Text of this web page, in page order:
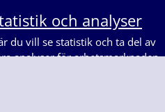
och analyser
du vill se statistik och ta del av
analyser för arbetsmarknaden